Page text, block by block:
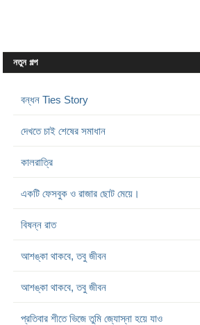
নতুন গল্প
বন্ধন Ties Story
দেখতে চাই শেষের সমাধান
কালরাত্রি
একটি ফেসবুক ও রাজার ছোট মেয়ে।
বিষন্ন রাত
আশঙ্কা থাকবে, তবু জীবন
আশঙ্কা থাকবে, তবু জীবন
প্রতিবার শীতে ভিজে তুমি জ্যোস্না হয়ে যাও